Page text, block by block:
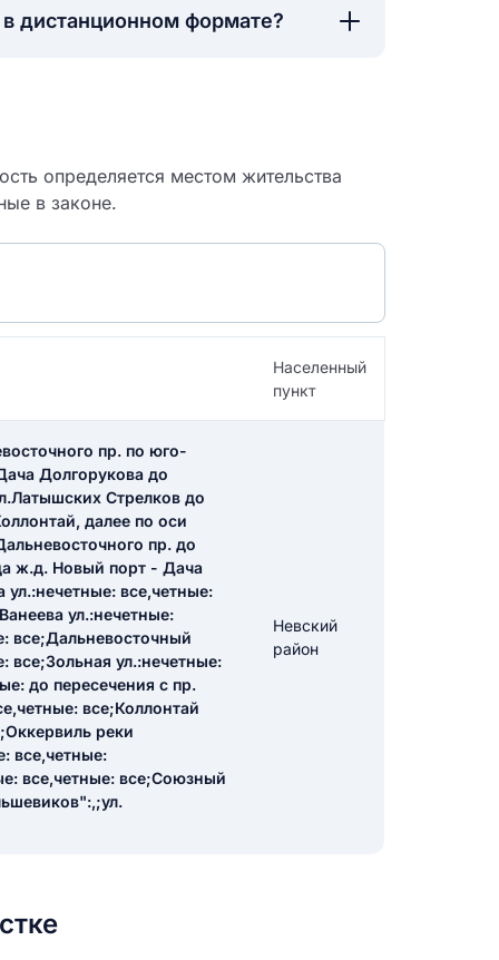
дистанционном формате?
определяется местом жительства
в законе.
Населенный
пункт
пр. по юго-
Долгорукова до
Стрелков до
далее по оси
пр. до
ж.д. Новый порт - Дача
ул.:нечетные: все,четные:
ул.:нечетные:
все;Дальневосточный
все;Зольная ул.:нечетные:
до пересечения с пр.
все;Коллонтай
реки
все,четные:
все,четные: все;Союзный
Невский
район
отзыва